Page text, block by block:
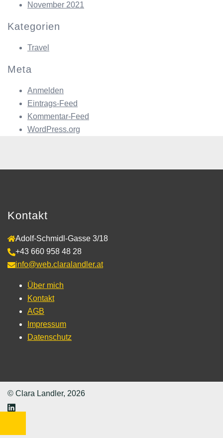
November 2021
Kategorien
Travel
Meta
Anmelden
Eintrags-Feed
Kommentar-Feed
WordPress.org
Kontakt
Adolf-Schmidl-Gasse 3/18
+43 660 958 48 28
info@web.claralandler.at
Über mich
Kontakt
AGB
Impressum
Datenschutz
© Clara Landler, 2026